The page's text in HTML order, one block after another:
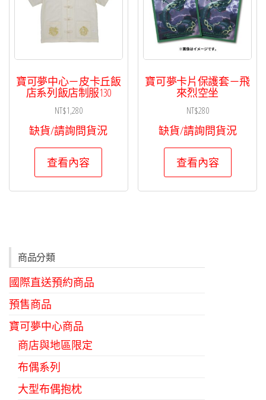
寶可夢中心－皮卡丘飯
店系列飯店制服130
NT$1,280
缺貨/請詢問貨況
查看內容
寶可夢卡片保護套－飛
來烈空坐
NT$280
缺貨/請詢問貨況
查看內容
商品分類
國際直送預約商品
預售商品
寶可夢中心商品
商店與地區限定
布偶系列
大型布偶抱枕